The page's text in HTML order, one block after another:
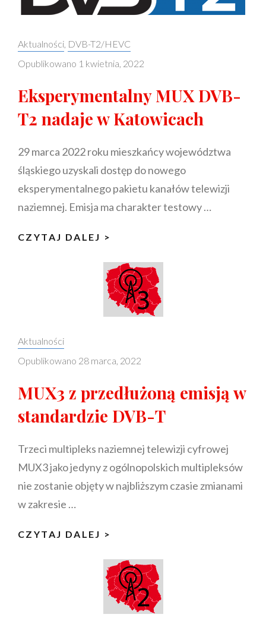
DO
CYFROWEGO
DVB-
NA
POCZCIE?
Categories:
Aktualności DVB-T2/HEVC
Opublikowano 1 kwietnia, 2022
Eksperymentalny MUX DVB-
T2 nadaje w Katowicach
29 marca 2022 roku mieszkańcy województwa
śląskiego uzyskali dostęp do nowego
eksperymentalnego pakietu kanałów telewizji
naziemnej. Emisja ma charakter testowy …
CZYTAJ DALEJ >
DVB-
T2
NADAJE
W
Categories:
Aktualności
Opublikowano 28 marca, 2022
MUX3 z przedłużoną emisją w
standardzie DVB-T
Trzeci multipleks naziemnej telewizji cyfrowej
MUX3 jako jedyny z ogólnopolskich multipleksów
nie zostanie objęty w najbliższym czasie zmianami
w zakresie …
CZYTAJ DALEJ >
PRZEDŁUŻONĄ
EMISJĄ
W
STANDARDZIE